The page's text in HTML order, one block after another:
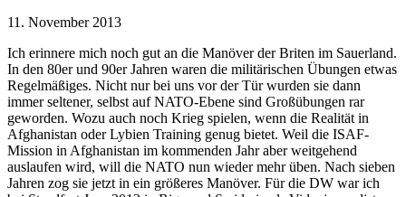
11. November 2013
Ich erinnere mich noch gut an die Manöver der Briten im Sauerland.
In den 80er und 90er Jahren waren die militärischen Übungen etwas
Regelmäßiges. Nicht nur bei uns vor der Tür wurden sie dann
immer seltener, selbst auf NATO-Ebene sind Großübungen rar
geworden. Wozu auch noch Krieg spielen, wenn die Realität in
Afghanistan oder Lybien Training genug bietet. Weil die ISAF-
Mission in Afghanistan im kommenden Jahr aber weitgehend
auslaufen wird, will die NATO nun wieder mehr üben. Nach sieben
Jahren zog sie jetzt in ein größeres Manöver. Für die DW war ich